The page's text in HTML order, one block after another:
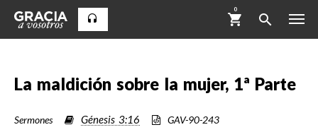
0
La maldición sobre la mujer, 1ª Parte
Sermones Génesis 3:16
GAV-90-243